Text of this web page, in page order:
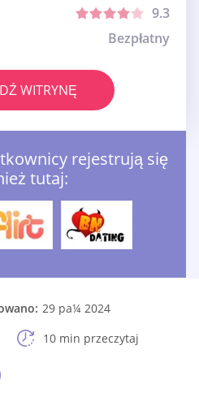
9.3
Bezpłatny
WITRYNĘ
rejestrują się
tutaj:
29 pa¼ 2024
10 min przeczytaj